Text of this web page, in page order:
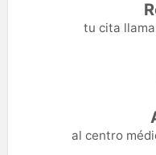
tu cita
al centro